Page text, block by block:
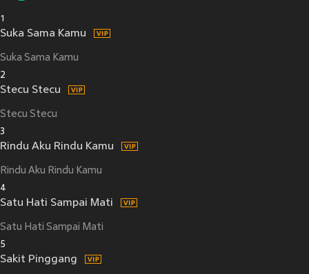
1
Suka Sama Kamu
Suka Sama Kamu
2
Stecu Stecu
Stecu Stecu
3
Rindu Aku Rindu Kamu
Rindu Aku Rindu Kamu
4
Satu Hati Sampai Mati
Satu Hati Sampai Mati
5
Sakit Pinggang